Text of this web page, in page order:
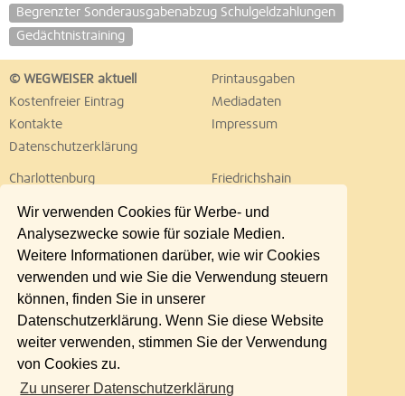
Wir verwenden Cookies für Werbe- und
Analysezwecke sowie für soziale Medien.
Weitere Informationen darüber, wie wir Cookies
verwenden und wie Sie die Verwendung steuern
können, finden Sie in unserer
Datenschutzerklärung. Wenn Sie diese Website
weiter verwenden, stimmen Sie der Verwendung
von Cookies zu.
Zu unserer Datenschutzerklärung
Begrenzter Sonderausgabenabzug Schulgeldzahlungen
Gedächtnistraining
© WEGWEISER aktuell
Printausgaben
Kostenfreier Eintrag
Mediadaten
Kontakte
Impressum
Datenschutzerklärung
Charlottenburg
Friedrichshain
Lichtenberg
Marzahn
Neukölln
Pankow
Reinickendorf
Schöneberg
Spandau
Steglitz
Tempelhof
Treptow
Umland Ost